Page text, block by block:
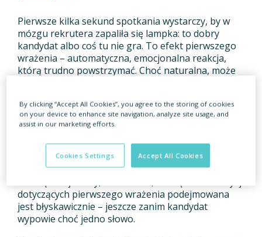
Pierwsze kilka sekund spotkania wystarczy, by w
mózgu rekrutera zapaliła się lampka: to dobry
kandydat albo coś tu nie gra. To efekt pierwszego
wrażenia – automatyczna, emocjonalna reakcja,
którą trudno powstrzymać. Choć naturalna, może
Badania psychologów z Princeton University (Willis
& Todorov, 2006) pokazują, że nasz mózg potrafi
wyrobić sobie zdanie o drugiej osobie w czasie
zaledwie 100 milisekund – na podstawie samego
spojrzenia na twarz. Dłuższe spojrzenie nie zmienia
dotyczących pierwszego wrażenia podejmowana
jest błyskawicznie – jeszcze zanim kandydat
wypowie choć jedno słowo.
By clicking “Accept All Cookies”, you agree to the storing of cookies
on your device to enhance site navigation, analyze site usage, and
assist in our marketing efforts.
Accept All Cookies
Cookies Settings